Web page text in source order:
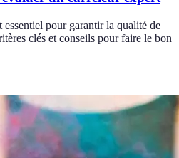
pour garantir la qualité de
clés et conseils pour faire le bon